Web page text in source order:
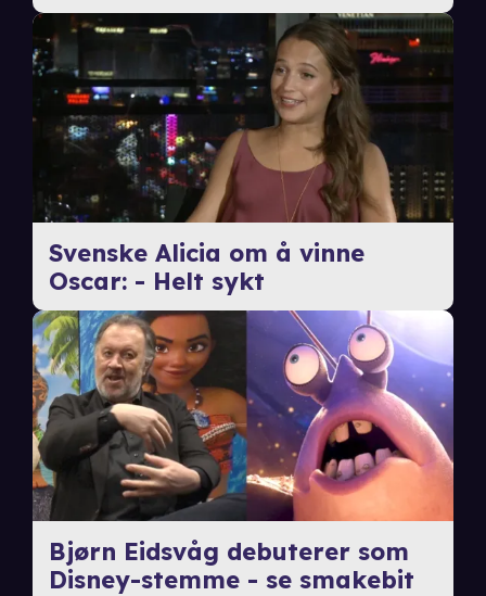
Svenske Alicia om å vinne
Oscar: - Helt sykt
Bjørn Eidsvåg debuterer som
Disney-stemme - se smakebit